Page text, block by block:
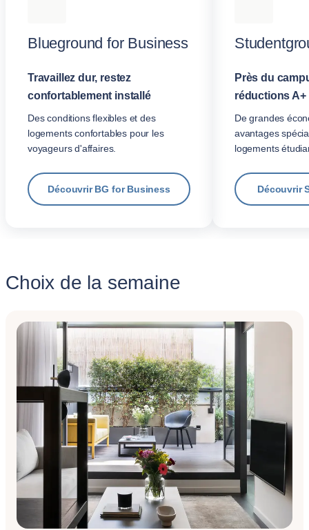
Blueground for Business
Travaillez dur, restez
confortablement installé
Des conditions flexibles et des
logements confortables pour les
voyageurs d'affaires.
Découvrir BG for Business
Près du
réductions A+
De grandes
avantages
logements
Découvrir
Choix de la semaine